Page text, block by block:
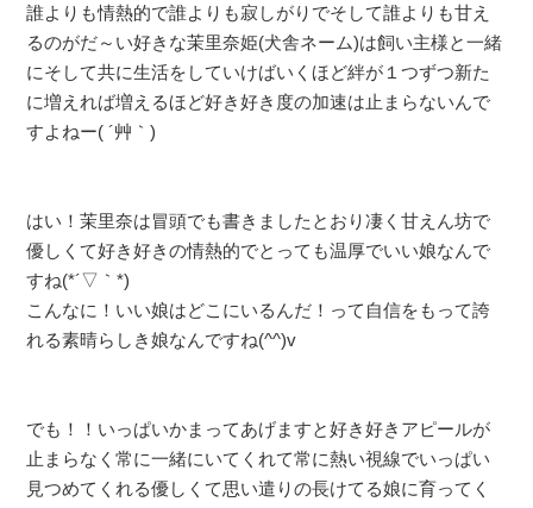
誰よりも情熱的で誰よりも寂しがりでそして誰よりも甘え
るのがだ～い好きな茉里奈姫(犬舎ネーム)は飼い主様と一緒
にそして共に生活をしていけばいくほど絆が１つずつ新た
に増えれば増えるほど好き好き度の加速は止まらないんで
すよねー( ´艸｀)
はい！茉里奈は冒頭でも書きましたとおり凄く甘えん坊で
優しくて好き好きの情熱的でとっても温厚でいい娘なんで
すね(*´▽｀*)
こんなに！いい娘はどこにいるんだ！って自信をもって誇
れる素晴らしき娘なんですね(^^)v
でも！！いっぱいかまってあげますと好き好きアピールが
止まらなく常に一緒にいてくれて常に熱い視線でいっぱい
見つめてくれる優しくて思い遣りの長けてる娘に育ってく